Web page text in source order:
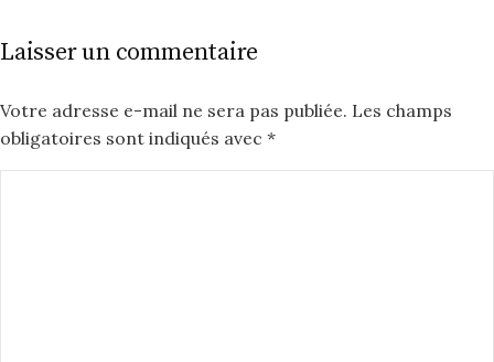
Laisser un commentaire
Votre adresse e-mail ne sera pas publiée. Les champs
obligatoires sont indiqués avec *